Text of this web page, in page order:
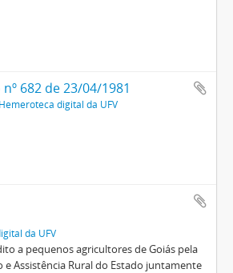
nº 682 de 23/04/1981
Hemeroteca digital da UFV
da UFV
a pequenos agricultores de Goiás pela
e Assistência Rural do Estado juntamente